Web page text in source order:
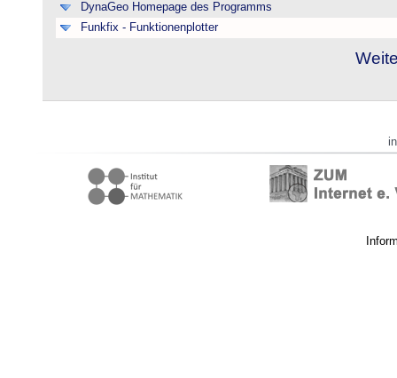
DynaGeo Homepage des Programms
Funkfix - Funktionenplotter